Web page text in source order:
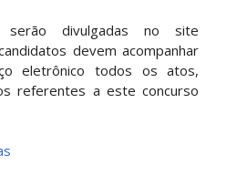
divulgadas no site
devem acompanhar
eletrônico todos os atos,
referentes a este concurso